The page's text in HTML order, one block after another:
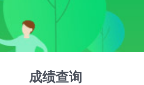
成绩查询